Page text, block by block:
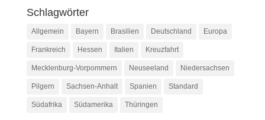
Schlagwörter
Allgemein Bayern Brasilien Deutschland Europa
Frankreich Hessen Italien Kreuzfahrt
Mecklenburg-Vorpommern Neuseeland Niedersachsen
Pilgern Sachsen-Anhalt Spanien Standard
Südafrika Südamerika Thüringen